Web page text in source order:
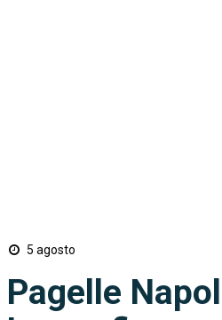
5 agosto
Pagelle